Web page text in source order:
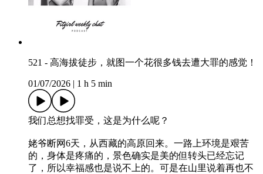
521 - 高海拔徒步，就图一个花很多钱去遭大罪的感觉！
01/07/2026 1 h 5 min
我们总想找罪受，这是为什么呢？
姥爷断网6天，从西藏的高原回来。一路上环境是艰苦
的，身体是疼痛的，景色确实是美的但转头已经忘记
了，所以幸福感也是说不上的。可是在山里说着再也不